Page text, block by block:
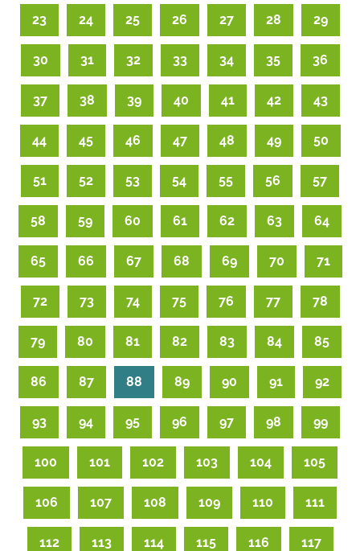
23 24 25 26 27 28 29
30 31 32 33 34 35 36
37 38 39 40 41 42 43
44 45 46 47 48 49 50
51 52 53 54 55 56 57
58 59 60 61 62 63 64
65 66 67 68 69 70 71
72 73 74 75 76 77 78
79 80 81 82 83 84 85
86 87 88 89 90 91 92
93 94 95 96 97 98 99
100 101 102 103 104 105
106 107 108 109 110 111
112 113 114 115 116 117